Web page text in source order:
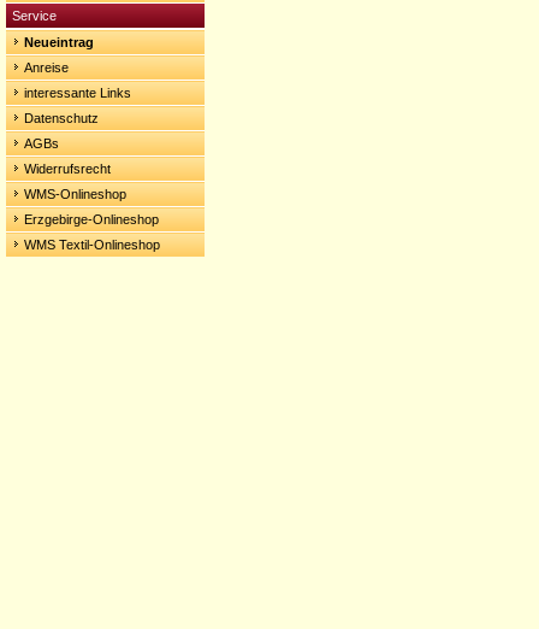
Service
Neueintrag
Anreise
interessante Links
Datenschutz
AGBs
Widerrufsrecht
WMS-Onlineshop
Erzgebirge-Onlineshop
WMS Textil-Onlineshop